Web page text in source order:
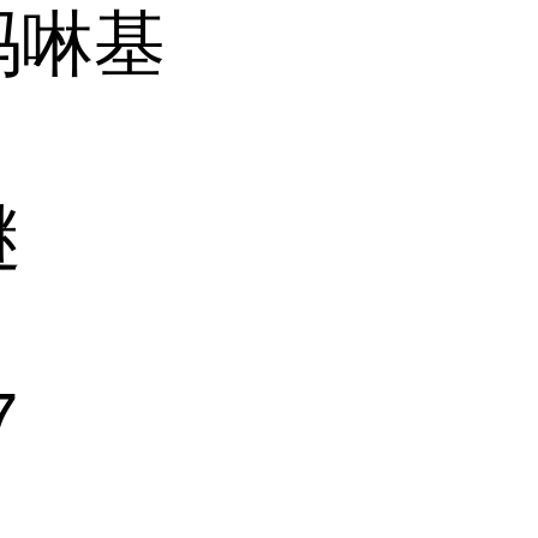
啉基